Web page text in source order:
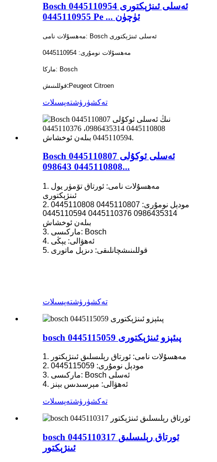
Bosch ئەسلى ئىنژېكتورى 0445110954
0445110955 Pe ... ئۈچۈن
مەھسۇلات نامى: Bosch ئەسلى ئىنژېكتورى
مەھسۇلات نومۇرى: 0445110954
ماركا: Bosch
قوللىنىش:Peugeot Citroen
تەكشۈرۈشتەپسىلات
Bosch ئەسلى ئوكۇلى 0445110807
0445110808 098643...
1. مەھسۇلات نامى: ئورتاق تۆمۈر يول
ئىنژېكتورى
2. مودېل نومۇرى: 0445110807 0445110808
0986435314 0445110376 0445110594
بىلەن ئوخشاش
3. ماركىسى: Bosch
4. ئەھۋالى: يېڭى
5. قوللىنىشچانلىقى: دىزېل ماتورى
تەكشۈرۈشتەپسىلات
bosch 0445115059 پىئېزو ئىنژېكتورى
1. مەھسۇلات نامى: ئورتاق رېلىسلىق ئىنژېكتور
2. مودېل نومۇرى: 0445115059
3. ماركىسى: Bosch ئەسلى
4. ئەھۋالى: مېرسىدىس بېنز
تەكشۈرۈشتەپسىلات
bosch 0445110317 ئورتاق رېلىسلىق
ئىنژېكتور